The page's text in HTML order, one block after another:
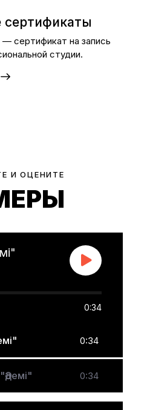
сертификат на запись
студии.
И ОЦЕНИТЕ
0:34
0:34
0:34